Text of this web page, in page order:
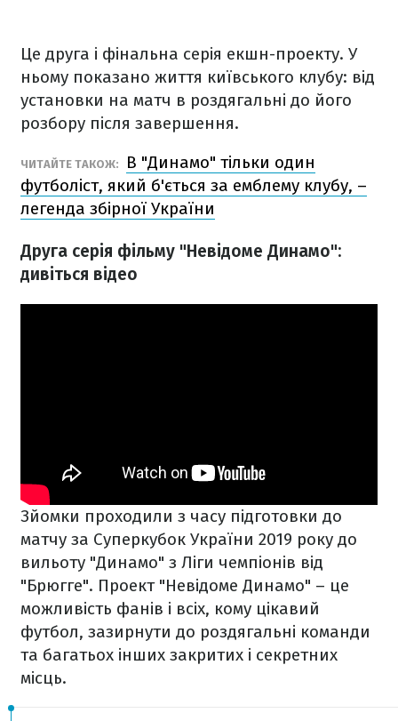
Це друга і фінальна серія екшн-проекту. У
ньому показано життя київського клубу: від
установки на матч в роздягальні до його
розбору після завершення.
ЧИТАЙТЕ ТАКОЖ:
В "Динамо" тільки один
футболіст, який б'ється за емблему клубу, –
легенда збірної України
Друга серія фільму "Невідоме Динамо":
дивіться відео
Зйомки проходили з часу підготовки до
матчу за Суперкубок України 2019 року до
вильоту "Динамо" з Ліги чемпіонів від
"Брюгге". Проект "Невідоме Динамо" – це
можливість фанів і всіх, кому цікавий
футбол, зазирнути до роздягальні команди
та багатьох інших закритих і секретних
місць.